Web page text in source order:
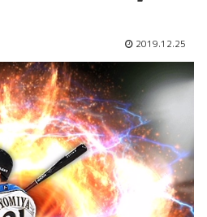
2019.12.25